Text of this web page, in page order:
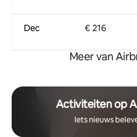
Dec € 216
Meer van
Activiteiten op
Iets nieuws